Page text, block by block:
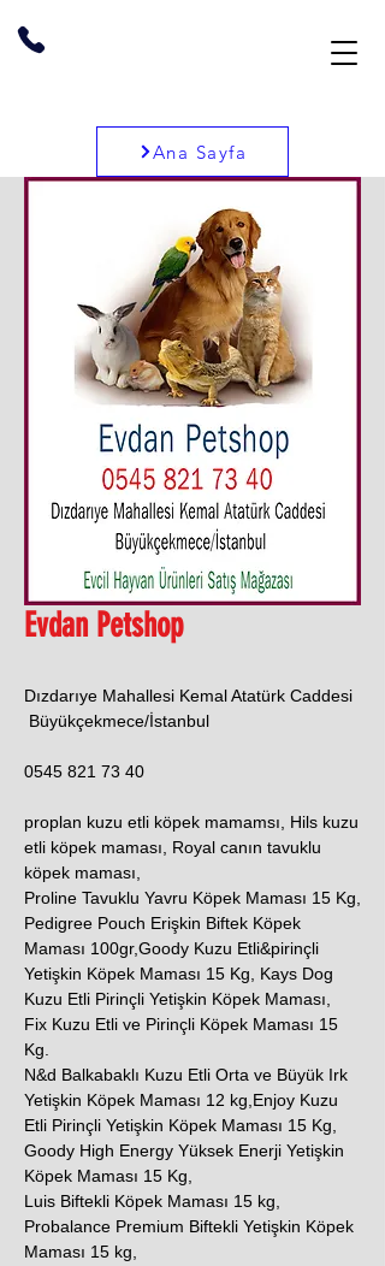
Ana Sayfa
Evdan Petshop
Dızdarıye Mahallesi Kemal Atatürk Caddesi
Büyükçekmece/İstanbul
0545 821 73 40
proplan kuzu etli köpek mamamsı, Hils kuzu
etli köpek maması, Royal canın tavuklu
köpek maması,
Proline Tavuklu Yavru Köpek Maması 15 Kg,
Pedigree Pouch Erişkin Biftek Köpek
Maması 100gr,Goody Kuzu Etli&pirinçli
Yetişkin Köpek Maması 15 Kg, Kays Dog
Kuzu Etli Pirinçli Yetişkin Köpek Maması,
Fix Kuzu Etli ve Pirinçli Köpek Maması 15
Kg.
N&d Balkabaklı Kuzu Etli Orta ve Büyük Irk
Yetişkin Köpek Maması 12 kg,Enjoy Kuzu
Etli Pirinçli Yetişkin Köpek Maması 15 Kg,
Goody High Energy Yüksek Enerji Yetişkin
Köpek Maması 15 Kg,
Luis Biftekli Köpek Maması 15 kg,
Probalance Premium Biftekli Yetişkin Köpek
Maması 15 kg,